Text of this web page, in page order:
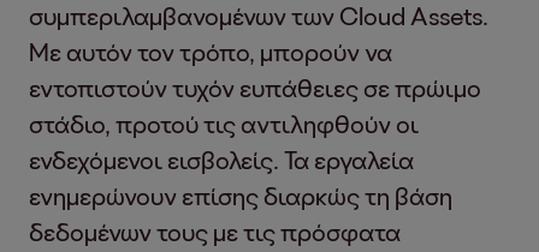
συμπεριλαμβανομένων των Cloud Assets.
Με αυτόν τον τρόπο, μπορούν να
εντοπιστούν τυχόν ευπάθειες σε πρώιμο
στάδιο, προτού τις αντιληφθούν οι
ενδεχόμενοι εισβολείς. Τα εργαλεία
ενημερώνουν επίσης διαρκώς τη βάση
δεδομένων τους με τις πρόσφατα